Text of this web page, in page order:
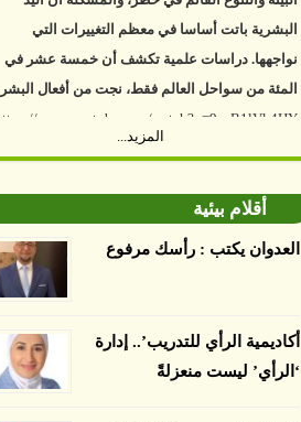
توصل العلماء إلى أن غابات زيت النخيل التي تم
الأرض غير المعتمدة، وذلك حسب دراسة كشفت
الغطاء عن أي ادعاءات تقول بأن الزيت يمكن ألا
يسبب الدمار. وكشفت الدراسة فقدان المناطق
بينما فقدت المناطق غير المعتمدة 34 في المئة، وفقاً
المزيد...
أقلام بيئية
العدوان يكتب : رأسك مرفوع
أكاديمية الرأي للتدريب’.. إدارة
‘الرأي’ ليست منعزلةً